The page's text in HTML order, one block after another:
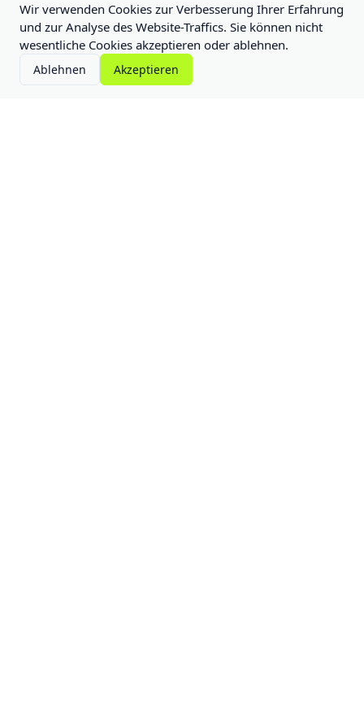
Wir verwenden Cookies zur Verbesserung Ihrer Erfahrung
und zur Analyse des Website-Traffics. Sie können nicht
wesentliche Cookies akzeptieren oder ablehnen.
Ablehnen Akzeptieren